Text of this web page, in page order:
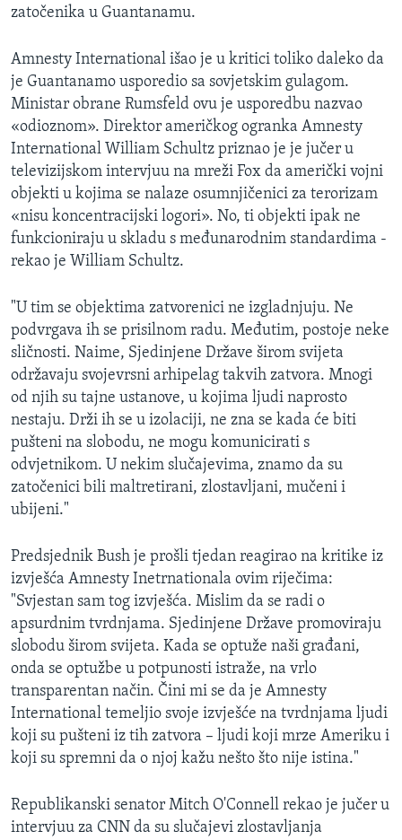
zatočenika u Guantanamu.
Amnesty International išao je u kritici toliko daleko da
je Guantanamo usporedio sa sovjetskim gulagom.
Ministar obrane Rumsfeld ovu je usporedbu nazvao
«odioznom». Direktor američkog ogranka Amnesty
International William Schultz priznao je je jučer u
televizijskom intervjuu na mreži Fox da američki vojni
objekti u kojima se nalaze osumnjičenici za terorizam
«nisu koncentracijski logori». No, ti objekti ipak ne
funkcioniraju u skladu s međunarodnim standardima -
rekao je William Schultz.
"U tim se objektima zatvorenici ne izgladnjuju. Ne
podvrgava ih se prisilnom radu. Međutim, postoje neke
sličnosti. Naime, Sjedinjene Države širom svijeta
održavaju svojevrsni arhipelag takvih zatvora. Mnogi
od njih su tajne ustanove, u kojima ljudi naprosto
nestaju. Drži ih se u izolaciji, ne zna se kada će biti
pušteni na slobodu, ne mogu komunicirati s
odvjetnikom. U nekim slučajevima, znamo da su
zatočenici bili maltretirani, zlostavljani, mučeni i
ubijeni."
Predsjednik Bush je prošli tjedan reagirao na kritike iz
izvješća Amnesty Inetrnationala ovim riječima:
"Svjestan sam tog izvješća. Mislim da se radi o
apsurdnim tvrdnjama. Sjedinjene Države promoviraju
slobodu širom svijeta. Kada se optuže naši građani,
onda se optužbe u potpunosti istraže, na vrlo
transparentan način. Čini mi se da je Amnesty
International temeljio svoje izvješće na tvrdnjama ljudi
koji su pušteni iz tih zatvora – ljudi koji mrze Ameriku i
koji su spremni da o njoj kažu nešto što nije istina."
Republikanski senator Mitch O'Connell rekao je jučer u
intervjuu za CNN da su slučajevi zlostavljanja